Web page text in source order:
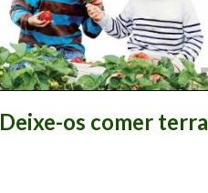
Deixe-os comer terra